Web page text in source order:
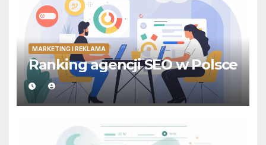
MARKETING I REKLAMA
Ranking agencji SEO w Polsce